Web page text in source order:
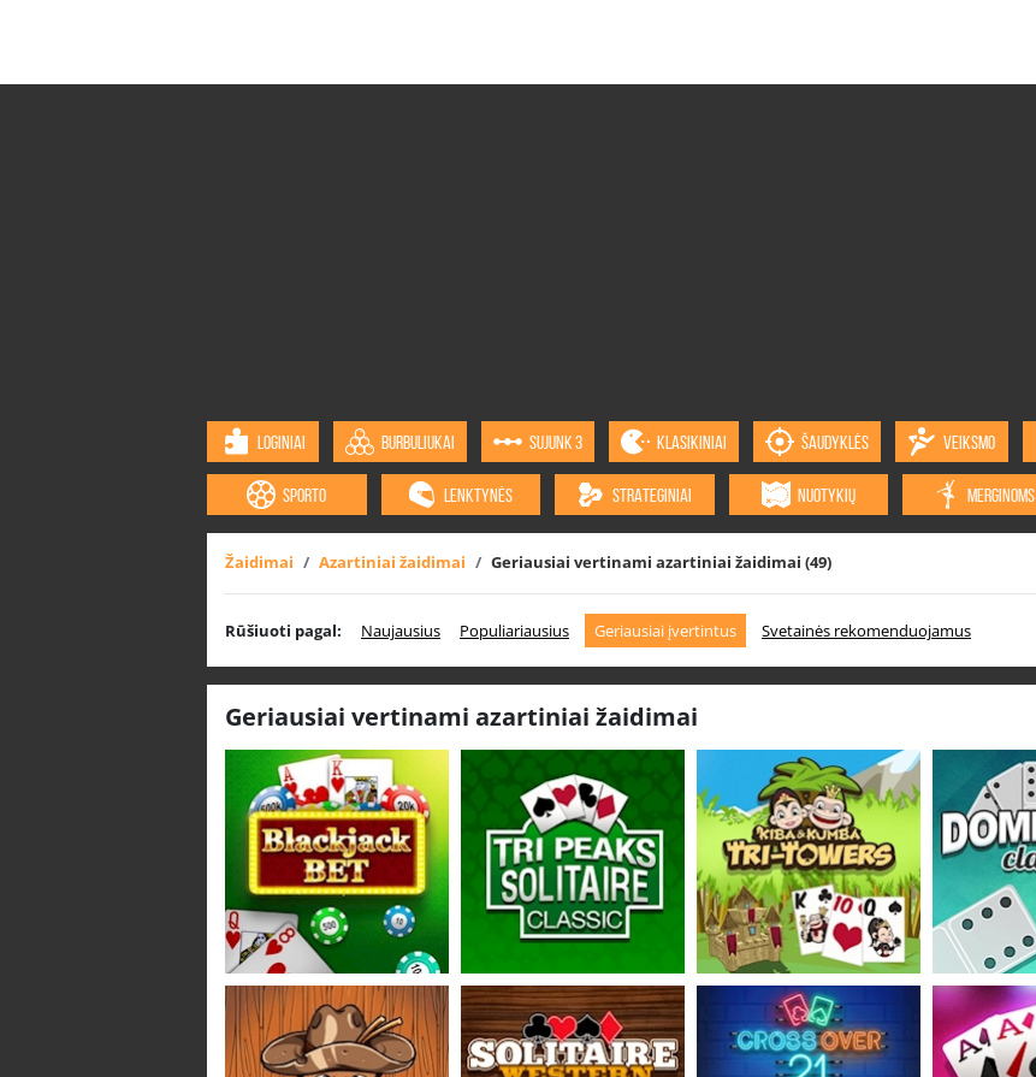
LOGINIAI BURBULIUKAI SUJUNK 3 KLASIKINIAI ŠAUDYKLĖS VEIKSMO
SPORTO LENKTYNĖS STRATEGINIAI NUOTYKIŲ MERGINOMS
Žaidimai Azartiniai žaidimai Geriausiai vertinami azartiniai žaidimai (49)
Rūšiuoti pagal: Naujausius Populiariausius Geriausiai įvertintus Svetainės rekomenduojamus
Geriausiai vertinami azartiniai žaidimai